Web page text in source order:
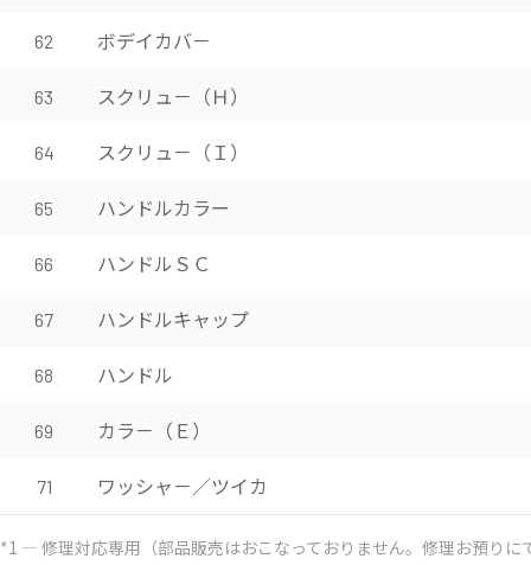
62 ボデイカバ－
63 スクリュ－（Ｈ）
64 スクリュ－（Ｉ）
65 ハンドルカラー
66 ハンドルＳＣ
67 ハンドルキャップ
68 ハンドル
69 カラ－（Ｅ）
71 ワッシャ－／ツイカ
*1 ― 修理対応専用（部品販売はおこなっておりません。修理お預りに